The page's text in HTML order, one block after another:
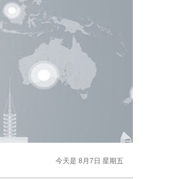
今天是 8月7日 星期五